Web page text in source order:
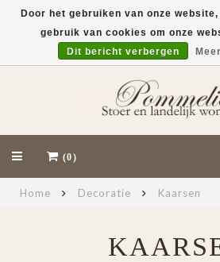
(0)
Home Decoratie Kaarsen
Door het gebruiken van onze
gebruik van cookies om onze
Dit bericht verbergen